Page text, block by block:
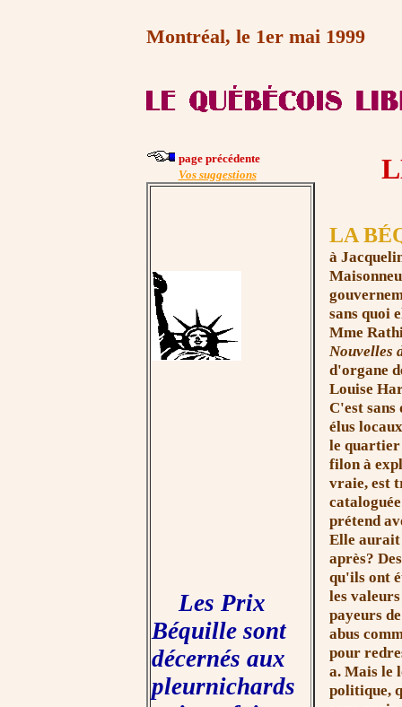
Montréal, le 1er mai 1999
page précédente
Vos suggestions
Les Prix
Béquille sont
décernés aux
pleurnichards
LA
à
sans quoi
Mme Rat
Nouvelles
d'organe
Louise
C'est
élus
le quartier
filon à
vraie, est
prétend
Elle aurait
après?
qu'ils ont
les
payeurs
abus
pour
a. Mais le
politique,